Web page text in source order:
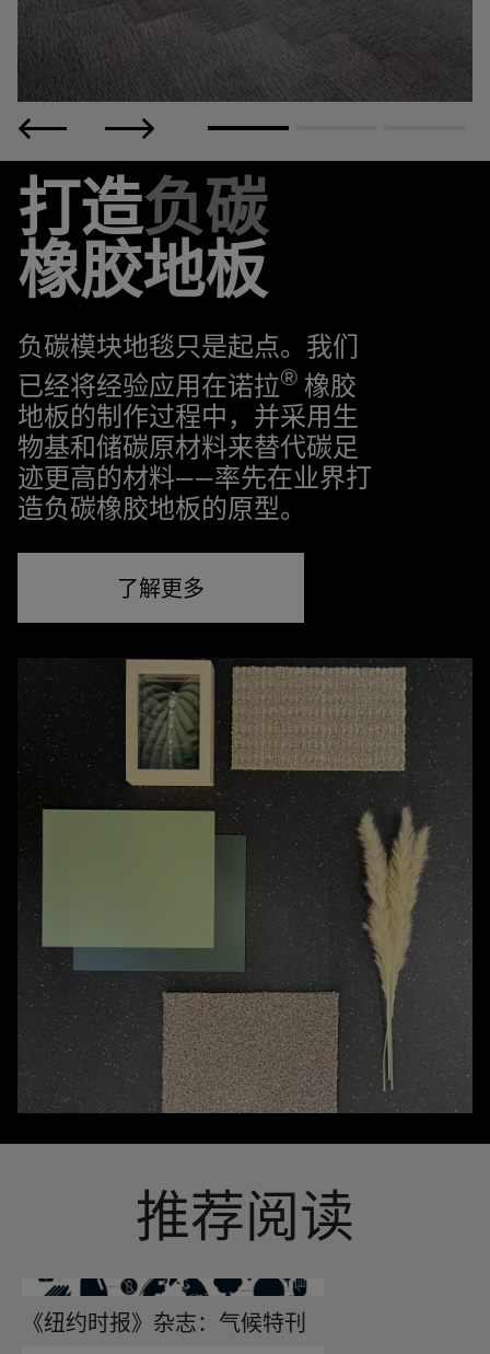
打造负碳
橡胶地板
负碳模块地毯只是起点。我们
已经将经验应用在诺拉® 橡胶
地板的制作过程中，并采用生
物基和储碳原材料来替代碳足
迹更高的材料——率先在业界打
造负碳橡胶地板的原型。
了解更多
推荐阅读
《纽约时报》杂志：气候特刊